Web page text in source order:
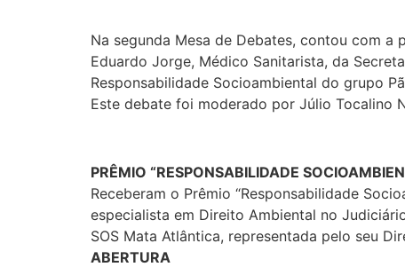
Na segunda Mesa de Debates, contou com
Eduardo Jorge, Médico Sanitarista, da
Responsabilidade Socioambiental do grupo
Este debate foi moderado por Júlio Tocalino
PRÊMIO “RESPONSABILIDADE
Receberam o Prêmio “Responsabilidade
especialista em Direito Ambiental no
SOS Mata Atlântica, representada pelo seu
ABERTURA